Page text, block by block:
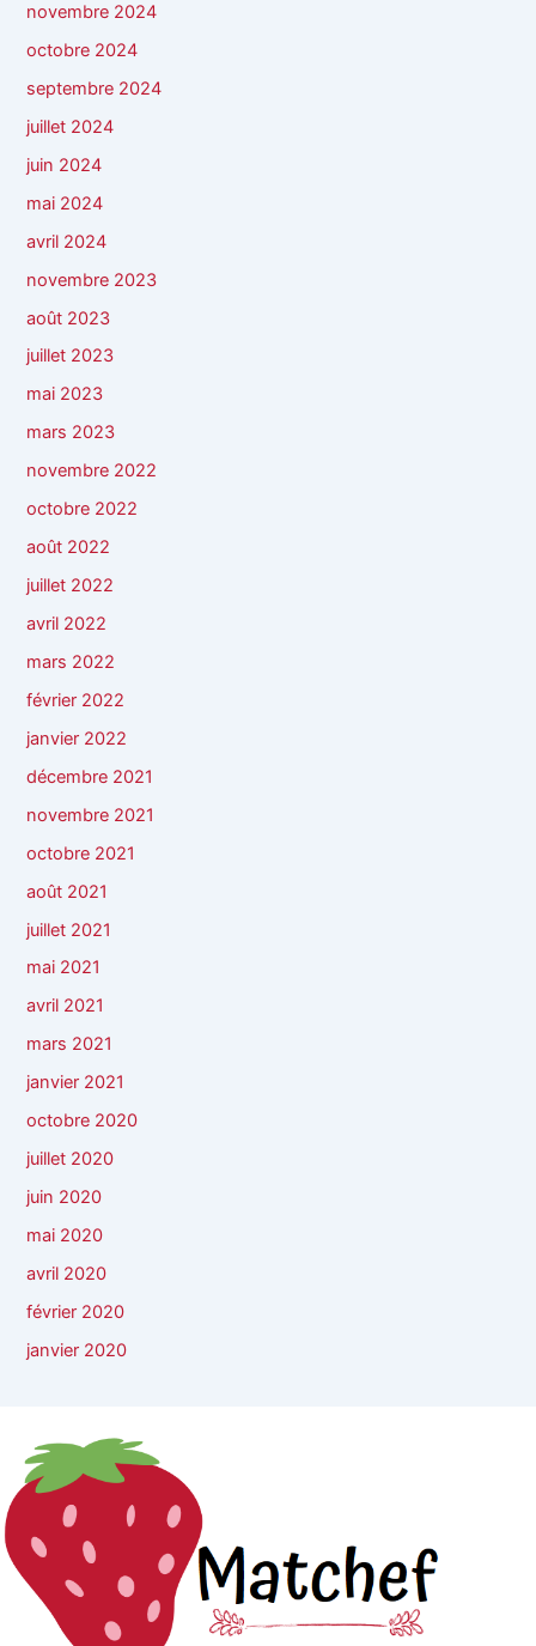
novembre 2024
octobre 2024
septembre 2024
juillet 2024
juin 2024
mai 2024
avril 2024
novembre 2023
août 2023
juillet 2023
mai 2023
mars 2023
novembre 2022
octobre 2022
août 2022
juillet 2022
avril 2022
mars 2022
février 2022
janvier 2022
décembre 2021
novembre 2021
octobre 2021
août 2021
juillet 2021
mai 2021
avril 2021
mars 2021
janvier 2021
octobre 2020
juillet 2020
juin 2020
mai 2020
avril 2020
février 2020
janvier 2020